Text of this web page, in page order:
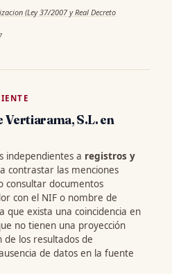
(Ley 37/2007 y Real Decreto
S.L. en
independientes a registros y
contrastar las menciones
consultar documentos
con el NIF o nombre de
que exista una coincidencia en
no tienen una proyección
los resultados de
de datos en la fuente